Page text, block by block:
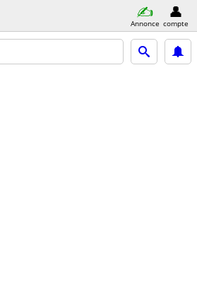
Annonce compte